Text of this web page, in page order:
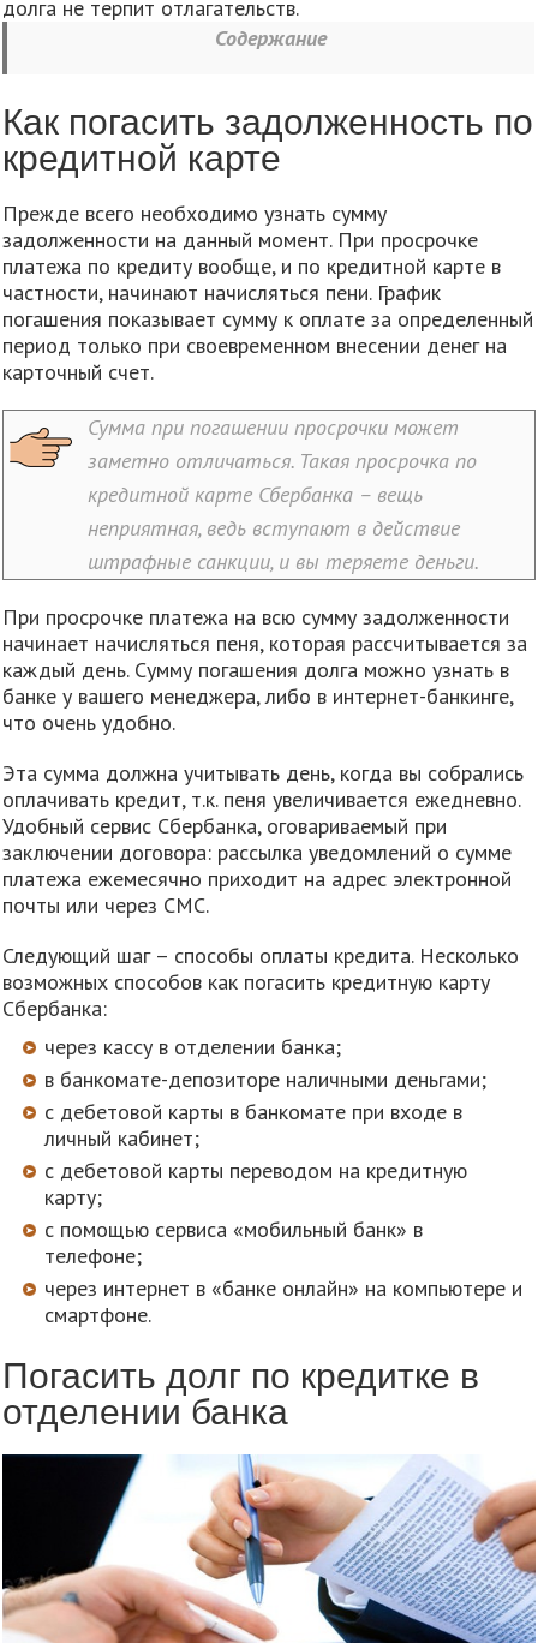
долга не терпит отлагательств.
Содержание
Как погасить задолженность по
кредитной карте
Прежде всего необходимо узнать сумму
задолженности на данный момент. При просрочке
платежа по кредиту вообще, и по кредитной карте в
частности, начинают начисляться пени. График
погашения показывает сумму к оплате за определенный
период только при своевременном внесении денег на
карточный счет.
Сумма при погашении просрочки может
заметно отличаться. Такая просрочка по
кредитной карте Сбербанка – вещь
неприятная, ведь вступают в действие
штрафные санкции, и вы теряете деньги.
При просрочке платежа на всю сумму задолженности
начинает начисляться пеня, которая рассчитывается за
каждый день. Сумму погашения долга можно узнать в
банке у вашего менеджера, либо в интернет-банкинге,
что очень удобно.
Эта сумма должна учитывать день, когда вы собрались
оплачивать кредит, т.к. пеня увеличивается ежедневно.
Удобный сервис Сбербанка, оговариваемый при
заключении договора: рассылка уведомлений о сумме
платежа ежемесячно приходит на адрес электронной
почты или через СМС.
Следующий шаг – способы оплаты кредита. Несколько
возможных способов как погасить кредитную карту
Сбербанка:
через кассу в отделении банка;
в банкомате-депозиторе наличными деньгами;
с дебетовой карты в банкомате при входе в
личный кабинет;
с дебетовой карты переводом на кредитную
карту;
с помощью сервиса «мобильный банк» в
телефоне;
через интернет в «банке онлайн» на компьютере и
смартфоне.
Погасить долг по кредитке в
отделении банка